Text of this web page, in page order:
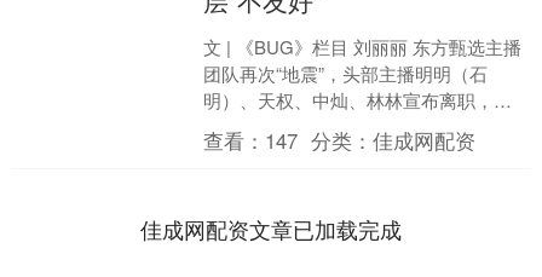
文 | 《BUG》栏目 刘丽丽 东方甄选主播
团队再次“地震”，头部主播明明（石
明）、天权、中灿、林林宣布离职，俞
敏洪一下损失四员大将。 今日午间，东
方甄选主播明....
查看： 147 分类：佳成网配资
佳成网配资文章已加载完成